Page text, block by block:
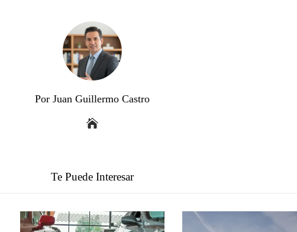
Por Juan Guillermo Castro
Te Puede Interesar